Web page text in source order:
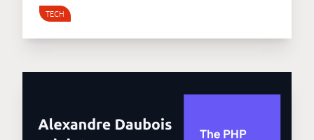
TECH